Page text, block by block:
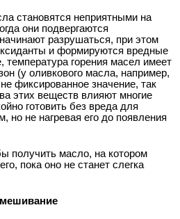
становятся неприятными на
они подвергаются
разрушаться, при этом
и формируются вредные
температура горения масел имеет
(у оливкового масла, например,
фиксированное значение, так
этих веществ влияют многие
готовить без вреда для
не нагревая его до появления
получить масло, на котором
пока оно не станет слегка